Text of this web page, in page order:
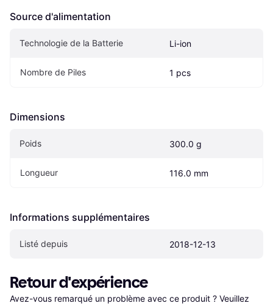
Source d'alimentation
Technologie de la Batterie Li-ion
Nombre de Piles 1 pcs
Dimensions
Poids 300.0 g
Longueur 116.0 mm
Informations supplémentaires
Listé depuis 2018-12-13
Retour d'expérience
Avez-vous remarqué un problème avec ce produit ? Veuillez